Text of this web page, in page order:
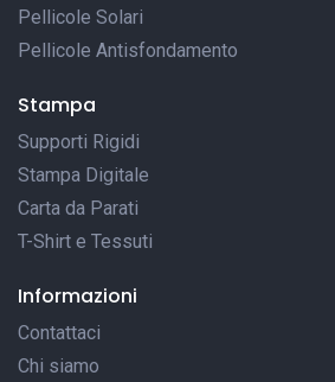
Pellicole Solari
Pellicole Antisfondamento
Stampa
Supporti Rigidi
Stampa Digitale
Carta da Parati
T-Shirt e Tessuti
Informazioni
Contattaci
Chi siamo